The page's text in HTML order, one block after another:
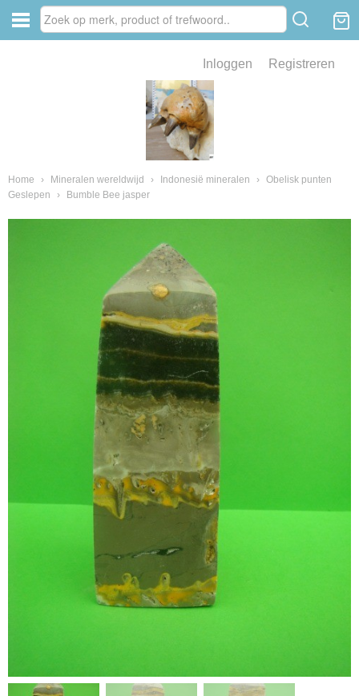
Inloggen Registreren
Home › Mineralen wereldwijd › Indonesië mineralen › Obelisk punten
Geslepen
› Bumble Bee jasper
van fossielen en mineralen